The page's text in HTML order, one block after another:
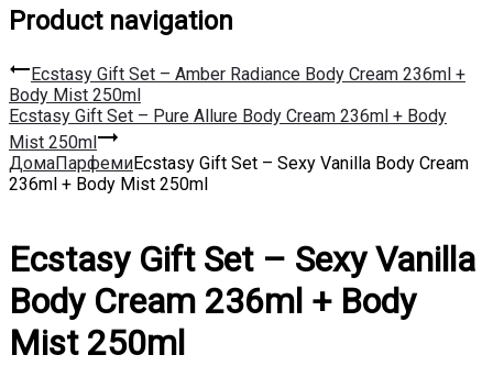
Product navigation
Ecstasy Gift Set – Amber Radiance Body Cream 236ml +
Body Mist 250ml
Ecstasy Gift Set – Pure Allure Body Cream 236ml + Body
Mist 250ml
ДомаПарфемиEcstasy Gift Set – Sexy Vanilla Body Cream
236ml + Body Mist 250ml
Ecstasy Gift Set – Sexy Vanilla
Body Cream 236ml + Body
Mist 250ml